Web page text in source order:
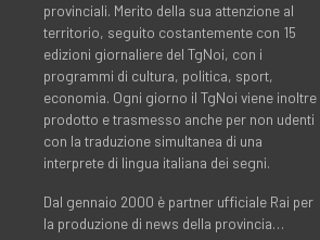
provinciali. Merito della sua attenzione al
territorio, seguito costantemente con 15
edizioni giornaliere del TgNoi, con i
programmi di cultura, politica, sport,
economia. Ogni giorno il TgNoi viene inoltre
prodotto e trasmesso anche per non udenti
con la traduzione simultanea di una
interprete di lingua italiana dei segni.
Dal gennaio 2000 è partner ufficiale Rai per
la produzione di news della provincia…